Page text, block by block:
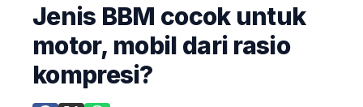
Jenis BBM cocok untuk
motor, mobil dari rasio
kompresi?